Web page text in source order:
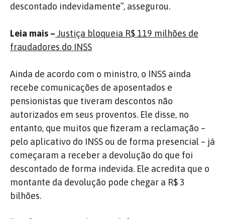
descontado indevidamente”, assegurou.
Leia mais – Justiça bloqueia R$ 119 milhões de
fraudadores do INSS
Ainda de acordo com o ministro, o INSS ainda
recebe comunicações de aposentados e
pensionistas que tiveram descontos não
autorizados em seus proventos. Ele disse, no
entanto, que muitos que fizeram a reclamação –
pelo aplicativo do INSS ou de forma presencial – já
começaram a receber a devolução do que foi
descontado de forma indevida. Ele acredita que o
montante da devolução pode chegar a R$ 3
bilhões.